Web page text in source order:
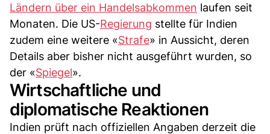
Ländern über ein Handelsabkommen laufen seit
Monaten. Die US-Regierung stellte für Indien
zudem eine weitere «Strafe» in Aussicht, deren
Details aber bisher nicht ausgeführt wurden, so
der «Spiegel».
Wirtschaftliche und
diplomatische Reaktionen
Indien prüft nach offiziellen Angaben derzeit die